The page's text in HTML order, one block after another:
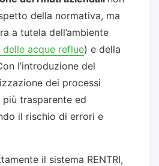
della normativa, ma
a tutela dell’ambiente
acque reflue) e della
l’introduzione del
dei processi
trasparente ed
il rischio di errori e
il sistema RENTRI,